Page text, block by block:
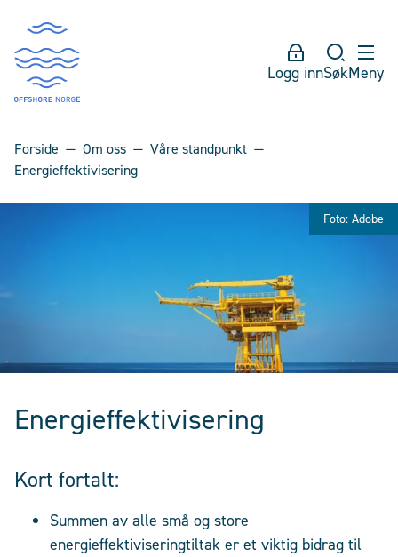
Logg innSøkMeny
Forside Om oss
Våre standpunkt
Energieffektivisering
Foto: Adobe
Energieffektivisering
Kort fortalt:
Summen av alle små og store
energieffektiviseringtiltak er et viktig bidrag til